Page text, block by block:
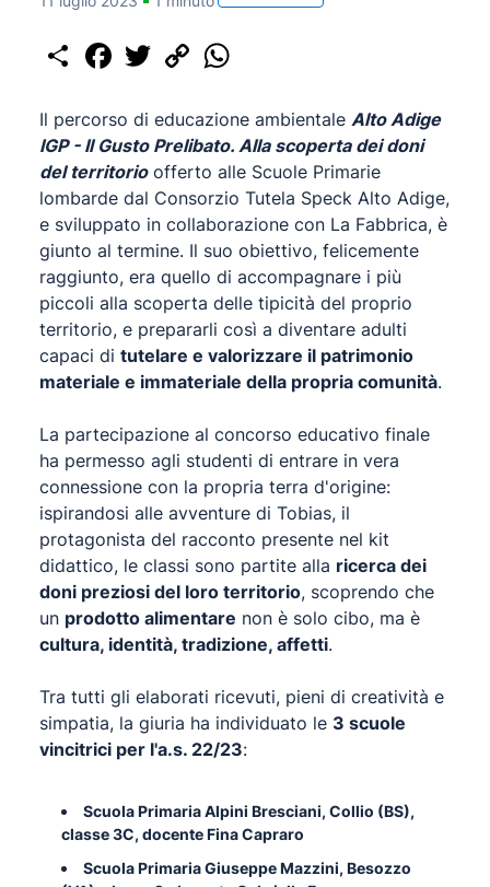
Share Facebook
Twitter Copy
Link
Il percorso di educazione ambientale Alto Adige
IGP - Il Gusto Prelibato. Alla scoperta dei doni
del territorioofferto alle Scuole Primarie
lombarde dal Consorzio Tutela Speck Alto Adige,
e sviluppato in collaborazione con La Fabbrica, è
giunto al termine. Il suo obiettivo, felicemente
raggiunto, era quello di accompagnare i più
piccoli alla scoperta delle tipicità del proprio
territorio, e prepararli così a diventare adulti
capaci di tutelare e valorizzare il patrimonio
materiale e immateriale della propria comunità.
La partecipazione al concorso educativo finale
ha permesso agli studenti di entrare in vera
connessione con la propria terra d'origine:
ispirandosi alle avventure di Tobias, il
protagonista del racconto presente nel kit
didattico, le classi sono partite alla ricerca dei
doni preziosi del loro territorio, scoprendo che
un prodotto alimentare non è solo cibo, ma è
cultura, identità, tradizione, affetti.
Tra tutti gli elaborati ricevuti, pieni di creatività e
simpatia, la giuria ha individuato le 3 scuole
vincitrici per l'a.s. 22/23:
Scuola Primaria Alpini Bresciani, Collio (BS),
classe 3C, docente Fina Capraro
Scuola Primaria Giuseppe Mazzini, Besozzo